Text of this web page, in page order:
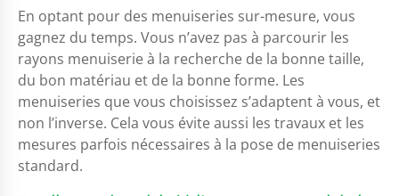
En optant pour des menuiseries sur-mesure, vous
gagnez du temps. Vous n’avez pas à parcourir les
rayons menuiserie à la recherche de la bonne taille,
du bon matériau et de la bonne forme. Les
menuiseries que vous choisissez s’adaptent à vous, et
non l’inverse. Cela vous évite aussi les travaux et les
mesures parfois nécessaires à la pose de menuiseries
standard.